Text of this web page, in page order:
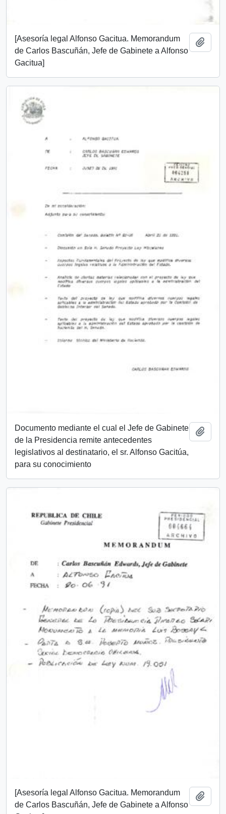
[Asesoría legal Alfonso Gacitua. Memorandum
de Carlos Bascuñán, Jefe de Gabinete a Alfonso
Gacitua]
Documento mediante el cual el Jefe de Gabinete
de la Presidencia remite antecedentes
legislativos al destinatario, el sr. Alfonso Gacitúa,
para su conocimiento
[Asesoría legal Alfonso Gacitua. Memorandum
de Carlos Bascuñán, Jefe de Gabinete a Alfonso